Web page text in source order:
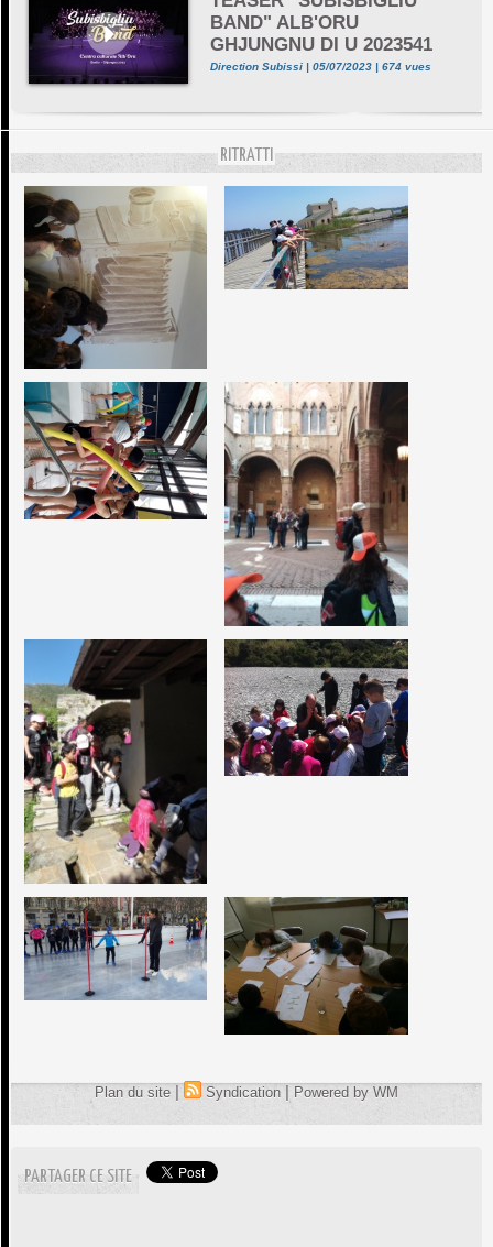
BAND" ALB'ORU
GHJUNGNU DI U 2023541
Direction Subissi | 05/07/2023 | 674 vues
RITRATTI
Plan du site | Syndication | Powered by WM
PARTAGER CE SITE